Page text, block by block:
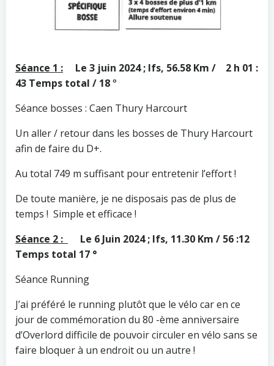
Séance 1 :
Le 3 juin 2024 ; Ifs, 56.58 Km / 2 h 01 :
43 Temps total / 18°
Séance bosses : Caen Thury Harcourt
Un aller / retour dans les bosses de Thury Harcourt
afin de faire du D+.
Au total 749 m suffisant pour entretenir l’effort !
De toute manière, je ne disposais pas de plus de
temps ! Simple et efficace !
Séance 2 :
Le 6 Juin 2024 ; Ifs, 11.30 Km / 56 :12
Temps total 17 °
Séance Running
J’ai préféré le running plutôt que le vélo car en ce
jour de commémoration du 80 -ème anniversaire
d’Overlord difficile de pouvoir circuler en vélo sans se
faire bloquer à un endroit ou un autre !